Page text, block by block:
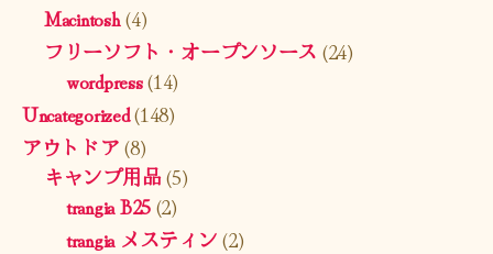
Macintosh(4)
フリーソフト・オープンソース (24)
wordpress(14)
Uncategorized(148)
アウトドア(8)
キャンプ用品(5)
trangia B25(2)
trangia メスティン(2)